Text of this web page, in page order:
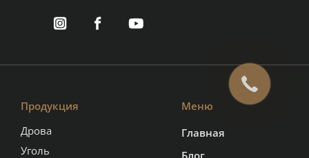
Продукция
Дрова
Уголь
Меню
Главная
Блог